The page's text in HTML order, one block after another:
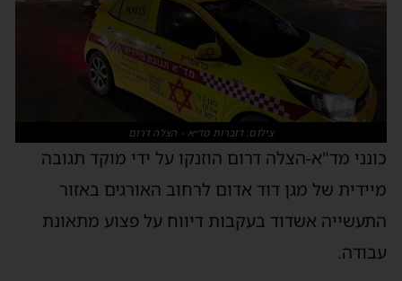
צילום: דוברות מד״א - הצלה דרום
כונני מד"א-הצלה דרום הוזנקו על ידי מוקד תגובה
מיידית של מגן דוד אדום לרחוב האורגים באזור
התעשייה אשדוד בעקבות דיווח על פצוע מתאונת
עבודה.